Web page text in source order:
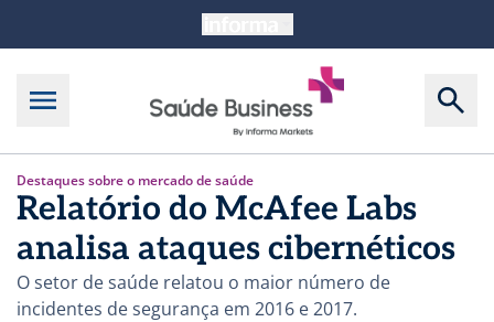
Destaques sobre o mercado de saúde
Relatório do McAfee Labs
analisa ataques cibernéticos
O setor de saúde relatou o maior número de
incidentes de segurança em 2016 e 2017.